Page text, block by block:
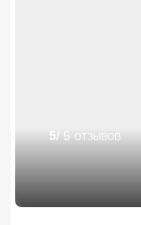
5/ 5 отзывов